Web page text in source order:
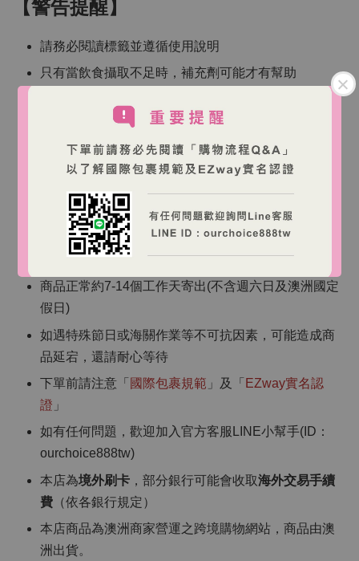
【警告提醒】
請務必閱讀標籤並遵循使用說明
只有當飲食攝取不足時，補充劑可能才有幫助
在使用前諮詢醫療保健專業人員
某些產品應在任何選擇性手術前至少兩週停止使用，
請與您的健康專業人員確認
【海外跨境購物說明】
商品皆為澳洲直寄，訂單確認後將無法取消
商品正常約7-14個工作天寄出(不含週六日及澳洲國定
假日)
如遇特殊節日或海關作業等不可抗因素，可能造成商
品延宕，還請耐心等待
下單前請注意「 國際包裹規範 」及「 EZway實名認
證 」
如有任何問題，歡迎加入官方客服LINE小幫手(ID：
ourchoice888tw)
本店為境外刷卡 ，部分銀行可能會收取海外交易手續
費 （依各銀行規定）
本店商品為澳洲商家營運之跨境購物網站，商品由澳
洲出貨。